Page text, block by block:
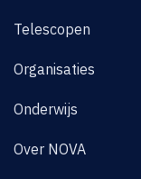
Telescopen
Organisaties
Onderwijs
Over NOVA